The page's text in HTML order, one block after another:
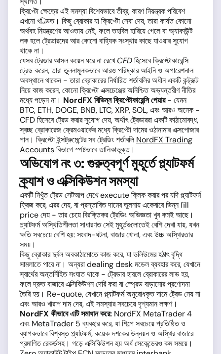
ক্রিপ্টো ক্ষেত্রে এই সমস্যা বিশেষভাবে তীব্র, কারণ নিয়ন্ত্রক পরিবেশ
এখনো খণ্ডিত। কিছু ব্রোকার যা ক্রিপ্টো সেবা দেয়, তারা কার্যত কোনো
অর্থবহ নিয়ন্ত্রণের আওতায় নেই, ফলে তহবিল হারিয়ে গেলে বা অ্যাকাউন্ট
লক হলে ট্রেডারদের আর কোনো বাহ্যিক সংস্থার কাছে যাওয়ার সুযোগ
থাকে না।
যেসব ট্রেডার আসল কয়েন ধরে না রেখেCFDহিসেবে ক্রিপ্টোকারেন্সি
ট্রেড করেন, তারা তুলনামূলকভাবে আরও পরিষ্কার আইনি ও অপারেশনাল
অবস্থানে থাকেন - তারা ব্রোকারের নির্ধারিত শর্তাবলির অধীন একটি কন্ট্রাক্ট
নিয়ে কাজ করেন, কোনো ক্রিপ্টো এক্সচেঞ্জের অনিশ্চিত অভ্যন্তরীণ নীতির
মধ্যে পড়েন না। NordFX বিভিন্ন ক্রিপ্টোকারেন্সি পেয়ার- যেমন
BTC, ETH, DOGE, BNB, LTC, XRP, SOL, এবং আরও অনেক -
CFD হিসেবে ট্রেড করার সুযোগ দেয়, অর্থাৎ ট্রেডাররা একটি কাঠামোবদ্ধ,
স্বচ্ছ ব্রোকারেজ ফ্রেমওয়ার্কের মধ্যে ক্রিপ্টো দামের ওঠানামার এক্সপোজার
পান। ক্রিপ্টো ইন্সট্রুমেন্টের সব ট্রেডিং শর্তাবলিNordFX Trading
Accountsবিভাগে স্পষ্টভাবে তালিকাভুক্ত।
অভিযোগ নং ৩: গুরুত্বপূর্ণ মুহূর্তে প্ল্যাটফর্ম
ক্র্যাশ ও এক্সিকিউশন সমস্যা
একটি নিখুঁত ট্রেড সেটআপ দেখে execute ক্লিক করার পর যদি প্ল্যাটফর্ম
ফ্রিজ করে, এরর দেয়, বা প্রস্তাবিত দামের তুলনায় একেবারে ভিন্ন fill
price দেয় - তার চেয়ে বিরক্তিকর ট্রেডিং অভিজ্ঞতা খুব কমই আছে।
প্ল্যাটফর্ম অস্থিতিশীলতা সাধারণত সেই মুহূর্তগুলোতেই বেশি দেখা যায়, যখন
ক্ষতি সবচেয়ে বেশি হয়: সংবাদ-ঘটনা, বাজার খোলা, এবং উচ্চ অস্থিরতার
সময়।
কিছু ব্রোকার দুর্বল অবকাঠামোতে কাজ করে, যা ভলিউমের হঠাৎ বৃদ্ধি
সামলাতে পারে না। অন্যরা dealing desk মডেল ব্যবহার করে, যেখানে
স্বার্থের অন্তর্নিহিত সংঘাত থাকে - ট্রেডার হারলে ব্রোকারের লাভ হয়,
ফলে দ্রুত বাজারে এক্সিকিউশন দেরি করা বা স্প্রেড বাড়ানোর প্রণোদনা
তৈরি হয়। Re-quote, যেখানে প্ল্যাটফর্ম অনুরোধকৃত দামে ট্রেড নেয় না
এবং আরও খারাপ দাম দেয়, এই সমস্যার সবচেয়ে দৃশ্যমান লক্ষণ।
NordFX কীভাবে এটি সমাধান করে: NordFX MetaTrader 4
এবং MetaTrader 5 ব্যবহার করে, যা শিল্পে সবচেয়ে প্রতিষ্ঠিত ও
ব্যাপকভাবে বিশ্বস্ত প্ল্যাটফর্ম, কয়েক দশকের উন্নয়ন ও অস্থির বাজারে
প্রমাণিত রেকর্ডসহ। গড়ে এক্সিকিউশন হয় অর্ধ সেকেন্ডেরও কম সময়ে।